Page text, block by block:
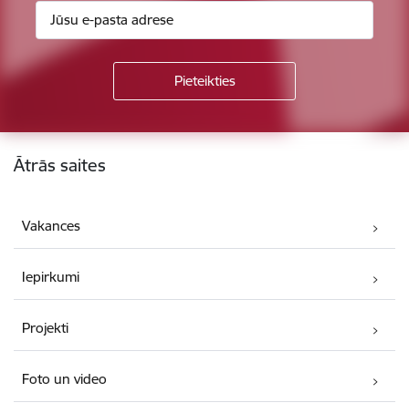
Kājene
Ātrās saites
Vakances
Iepirkumi
Projekti
Foto un video